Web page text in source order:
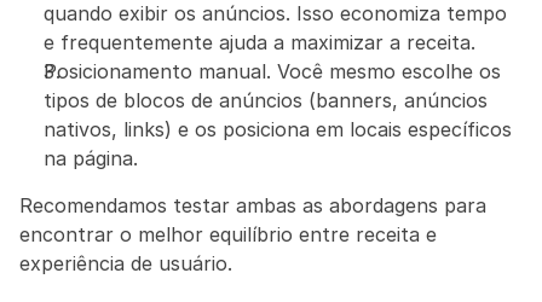
quando exibir os anúncios. Isso economiza tempo
e frequentemente ajuda a maximizar a receita.
Posicionamento manual. Você mesmo escolhe os
tipos de blocos de anúncios (banners, anúncios
nativos, links) e os posiciona em locais específicos
na página.
Recomendamos testar ambas as abordagens para
encontrar o melhor equilíbrio entre receita e
experiência de usuário.